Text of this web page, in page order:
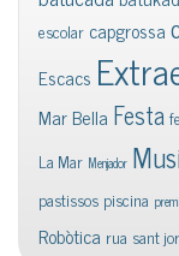
escolar capgrossa
Escacs
Mar Bella Festa
La Mar Menjador
pastissos piscina premi
Robòtica rua sant